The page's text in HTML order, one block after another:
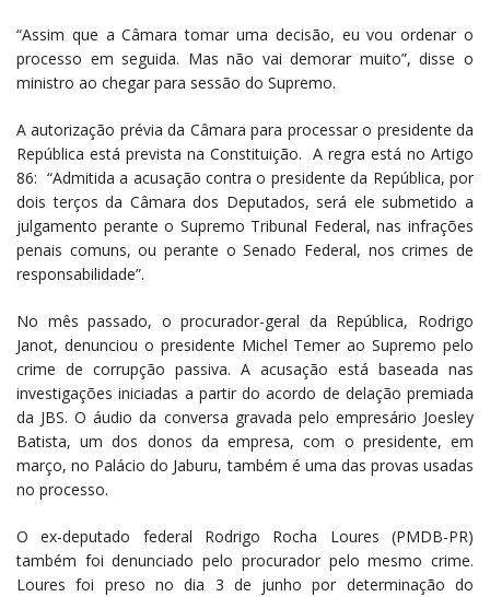
“Assim que a Câmara tomar uma decisão, eu vou ordenar o
processo em seguida. Mas não vai demorar muito”, disse o
ministro ao chegar para sessão do Supremo.
A autorização prévia da Câmara para processar o presidente da
República está prevista na Constituição. A regra está no Artigo
86: “Admitida a acusação contra o presidente da República, por
dois terços da Câmara dos Deputados, será ele submetido a
julgamento perante o Supremo Tribunal Federal, nas infrações
penais comuns, ou perante o Senado Federal, nos crimes de
responsabilidade”.
No mês passado, o procurador-geral da República, Rodrigo
Janot, denunciou o presidente Michel Temer ao Supremo pelo
crime de corrupção passiva. A acusação está baseada nas
investigações iniciadas a partir do acordo de delação premiada
da JBS. O áudio da conversa gravada pelo empresário Joesley
Batista, um dos donos da empresa, com o presidente, em
março, no Palácio do Jaburu, também é uma das provas usadas
no processo.
O ex-deputado federal Rodrigo Rocha Loures (PMDB-PR)
também foi denunciado pelo procurador pelo mesmo crime.
Loures foi preso no dia 3 de junho por determinação do